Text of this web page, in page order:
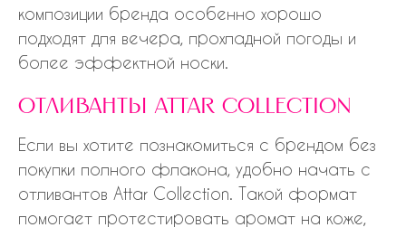
композиции бренда особенно хорошо
подходят для вечера, прохладной погоды и
более эффектной носки.
отливанты attar collection
Если вы хотите познакомиться с брендом без
покупки полного флакона, удобно начать с
отливантов Attar Collection. Такой формат
помогает протестировать аромат на коже,